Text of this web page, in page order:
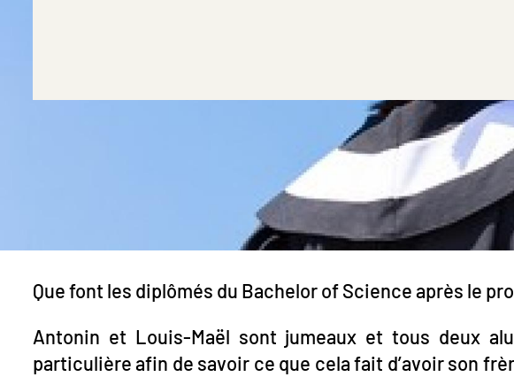
Que font les diplômés du Bachelor of Science après le
Antonin et Louis-Maël sont jumeaux et tous deux
particulière afin de savoir ce que cela fait d’avoir son